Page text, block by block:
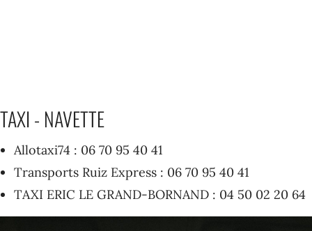
TAXI - NAVETTE
Allotaxi74 : 06 70 95 40 41
Transports Ruiz Express : 06 70 95 40 41
TAXI ERIC LE GRAND-BORNAND : 04 50 02 20 64